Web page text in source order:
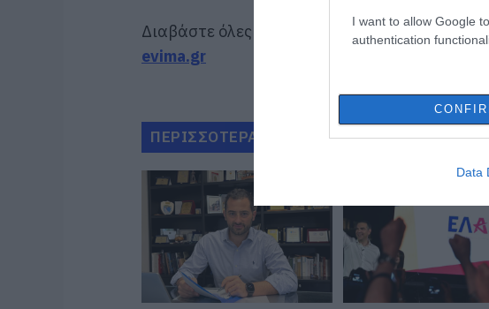
I want to allow Google
authentication
Data
Διαβάστε όλες τις τελευταίες ειδήσειςγια
evima.gr
ΠΕΡΙΣΣΟΤΕΡΑ ΑΠΟ ΠΟΛΙΤΙΚΗ